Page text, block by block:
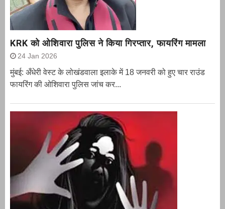
KRK को ओशिवारा पुलिस ने किया गिरप्तार, फायरिंग मामला
24 Jan 2026
मुंबई: अँधेरी वेस्ट के लोखंडवाला इलाके में 18 जनवरी को हुए चार राउंड
फायरिंग की ओशिवारा पुलिस जांच कर...